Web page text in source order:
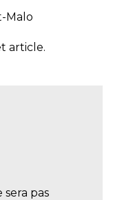
Malo
article.
sera pas